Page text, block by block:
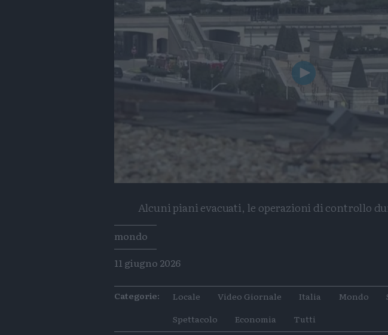
Play
Video
Alcuni piani evacuati, le operazioni di controllo
Tags
mondo
11 giugno 2026
Categorie: Locale Video Giornale Italia Mondo
Spettacolo
Economia Tutti